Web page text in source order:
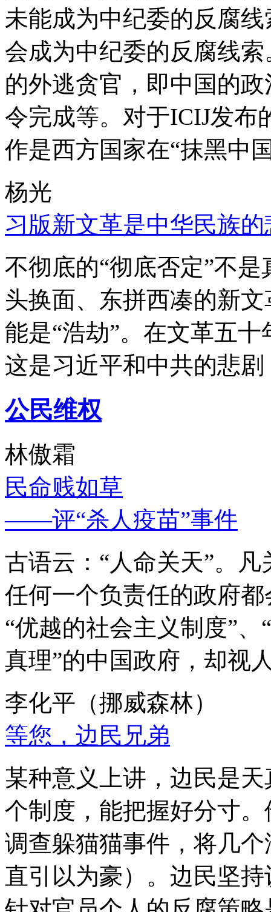
未能成为中纪委的反腐
会成为中纪委的反腐线
的外逃贪官，即中国的
令完成等。对于ICIJ发布
作是西方国家在“抹黑中
杨光
习版新文革是中华民族的
不彻底的“彻底否定”不
头换面、东拼西凑的新
能是“浩劫”。在文革五
这是习近平和中共的悲
公民维权
林傲霜
民命贱如草
——评“杀人疫苗”事件
古语云：“人命关天”。
任何一个负责任的政府
“优越的社会主义制度”
真理”的中国政府，却视
李化平（挪威森林）
等您，边民兄弟
某种意义上讲，边民是
个制度，能把握好分寸
调查躲猫猫事件，将几
直引以为豪）。边民坚